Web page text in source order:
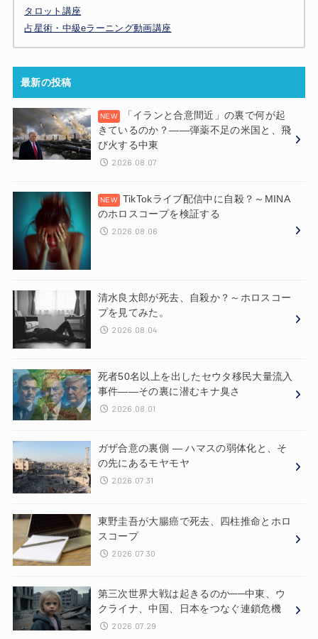
タロット講座
占星術・中級eラーニング動画講座
最新の投稿
「イランと合意間近」の裏で何が起
きているのか？——弾薬不足の米国と、飛
び火する中東
2026.08.07
TikTokライブ配信中に自殺？～MINA
のホロスコープを検証する
2026.08.06
清水良太郎が死去、自殺か？～ホロスコー
プを見てみた。
2026.08.04
死者50名以上を出したセウタ移民大量流入
事件——その裏に潜むキナ臭さ
2026.08.01
ガザ合意の裏側 ― ハマスの弱体化と、そ
の先にあるモヤモヤ
2026.07.31
東野圭吾が大腸癌で死去、四柱推命とホロ
スコープ
2026.07.30
第三次世界大戦は起きるのか──中東、ウ
クライナ、中国、日本をつなぐ連鎖危機
2026.07.29